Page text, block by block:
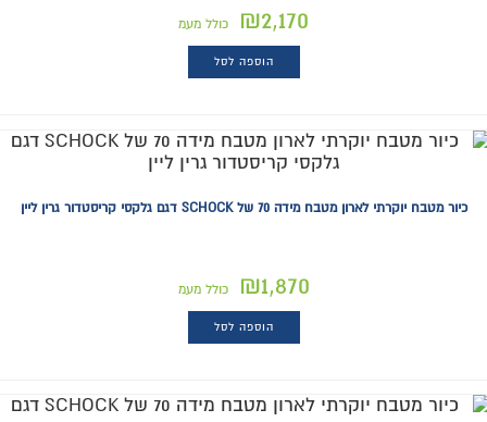
₪2,170 כולל מעמ
הוספה לסל
כיור מטבח יוקרתי לארון מטבח מידה 70 של SCHOCK דגם גלקסי קריסטדור גרין ליין
₪1,870 כולל מעמ
הוספה לסל